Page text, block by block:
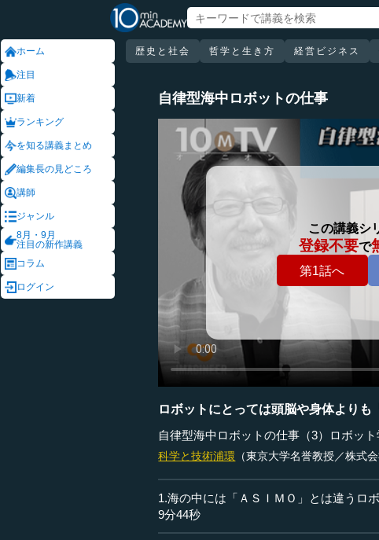
ホーム
注目
新着
ランキング
を知る講義まとめ
編集長の見どころ
講師
ジャンル
8月・9月
注目の新作講義
コラム
ログイン
歴史と社会 哲学と生き方 経営ビジネス
自律型海中ロボットの仕事
この講義シ
登録不要で
第1話へ
ロボットにとっては頭脳や身体よりも
自律型海中ロボットの仕事（3）ロボッ
科学と技術浦環 （東京大学名誉教授／株式
1.海の中には「ＡＳＩＭＯ」とは違うロ
9分44秒